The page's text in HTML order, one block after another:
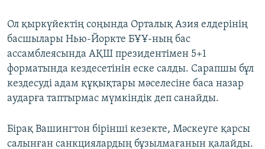
Ол қыркүйектің соңында Орталық Азия елдерінің
басшылары Нью-Йоркте БҰҰ-ның бас
ассамблеясында АҚШ президентімен 5+1
форматында кездесетінін еске салды. Сарапшы бұл
кездесуді адам құқықтары мәселесіне баса назар
аударға таптырмас мүмкіндік деп санайды.
Бірақ Вашингтон бірінші кезекте, Мәскеуге қарсы
салынған санкциялардың бұзылмағанын қалайды.